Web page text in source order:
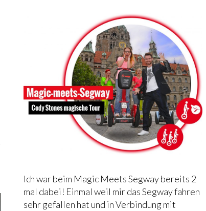
Ich war beim Magic Meets Segway bereits 2
mal dabei! Einmal weil mir das Segway fahren
sehr gefallen hat und in Verbindung mit